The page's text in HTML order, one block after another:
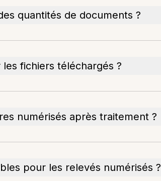
quantités de documents ?
fichiers téléchargés ?
numérisés après traitement ?
pour les relevés numérisés ?